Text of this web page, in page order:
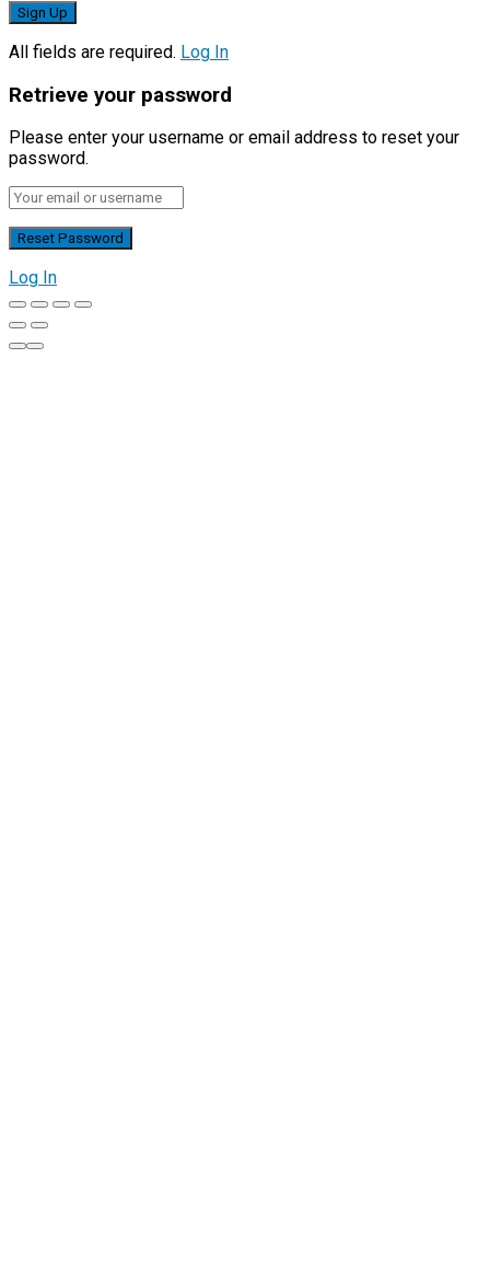
All fields are required. Log In
Retrieve your password
Please enter your username or email address to reset your
password.
Log In